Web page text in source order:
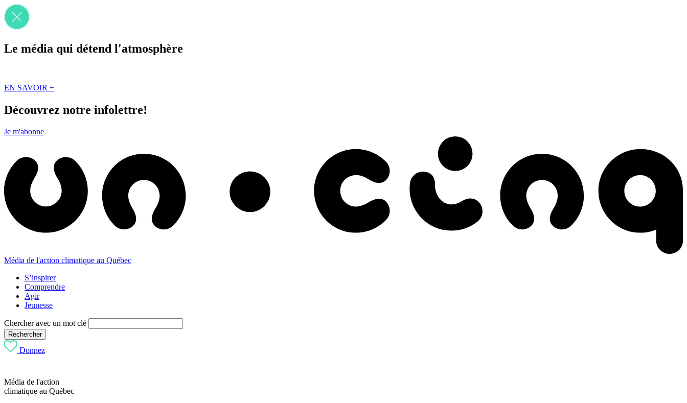
Le média qui détend l'atmosphère
EN SAVOIR +
Découvrez notre infolettre!
Je m'abonne
Média de l'action climatique au Québec
S’inspirer
Comprendre
Agir
Jeunesse
Chercher avec un mot clé
Rechercher
Donnez
Média de l'action
climatique au Québec